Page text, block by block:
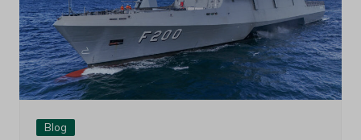
Blog
Usiminas fornece aço para fragatas
da Marinha do Brasil
22 de abril de 2026